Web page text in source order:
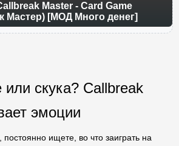
Master - Card Game
Мастер) [МОД Много денег]
скука? Callbreak
эмоции
постоянно ищете, во что заиграть на